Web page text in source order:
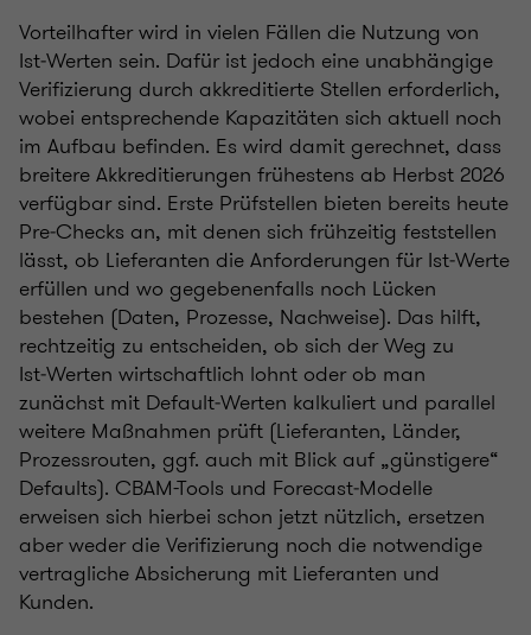
Vorteilhafter wird in vielen Fällen die Nutzung von
Ist‑Werten sein. Dafür ist jedoch eine unabhängige
Verifizierung durch akkreditierte Stellen erforderlich,
wobei entsprechende Kapazitäten sich aktuell noch
im Aufbau befinden. Es wird damit gerechnet, dass
breitere Akkreditierungen frühestens ab Herbst 2026
verfügbar sind. Erste Prüfstellen bieten bereits heute
Pre‑Checks an, mit denen sich frühzeitig feststellen
lässt, ob Lieferanten die Anforderungen für Ist‑Werte
erfüllen und wo gegebenenfalls noch Lücken
bestehen (Daten, Prozesse, Nachweise). Das hilft,
rechtzeitig zu entscheiden, ob sich der Weg zu
Ist‑Werten wirtschaftlich lohnt oder ob man
zunächst mit Default‑Werten kalkuliert und parallel
weitere Maßnahmen prüft (Lieferanten, Länder,
Prozessrouten, ggf. auch mit Blick auf „günstigere“
Defaults). CBAM-Tools und Forecast‑Modelle
erweisen sich hierbei schon jetzt nützlich, ersetzen
aber weder die Verifizierung noch die notwendige
vertragliche Absicherung mit Lieferanten und
Kunden.